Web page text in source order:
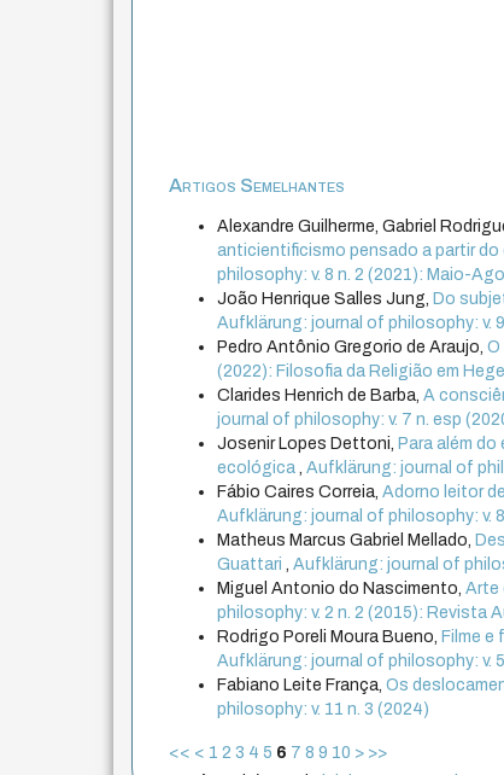
Artigos Semelhantes
Alexandre Guilherme, Gabriel
anticientificismo pensado a partir
philosophy: v. 8 n. 2 (2021): Maio-
João Henrique Salles Jung, Do
Aufklärung: journal of philosophy: v.
Pedro Antônio Gregorio de Araujo,O
(2022): Filosofia da Religião em
Clarides Henrich de Barba,A
journal of philosophy: v. 7 n. esp
Josenir Lopes Dettoni, Para além
ecológica,Aufklärung: journal of
Fábio Caires Correia,Adorno leitor
Aufklärung: journal of philosophy: v.
Matheus Marcus Gabriel Mellado,
Guattari,Aufklärung: journal of
Miguel Antonio do Nascimento,Arte
philosophy: v. 2 n. 2 (2015): Revista
Rodrigo Poreli Moura Bueno, Filme
Aufklärung: journal of philosophy: v.
Fabiano Leite França,Os
philosophy: v. 11 n. 3 (2024)
<< < 1 2 3 4 5 6 7 8 9 10 > >>